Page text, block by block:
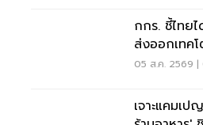
กกร. ชี้ไทย
ส่งออกเทค
ข้อมูล
05 ส.ค. 2569 |
เจาะแคมเ